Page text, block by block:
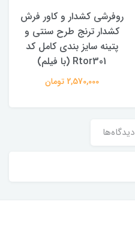
روفرشی کشدار و کاور فرش
کشدار ترنج طرح سنتی و
پتینه سایز بندی کامل کد
Rtor301 (با فیلم)
2,570,000 تومان
دیدگاه‌ها